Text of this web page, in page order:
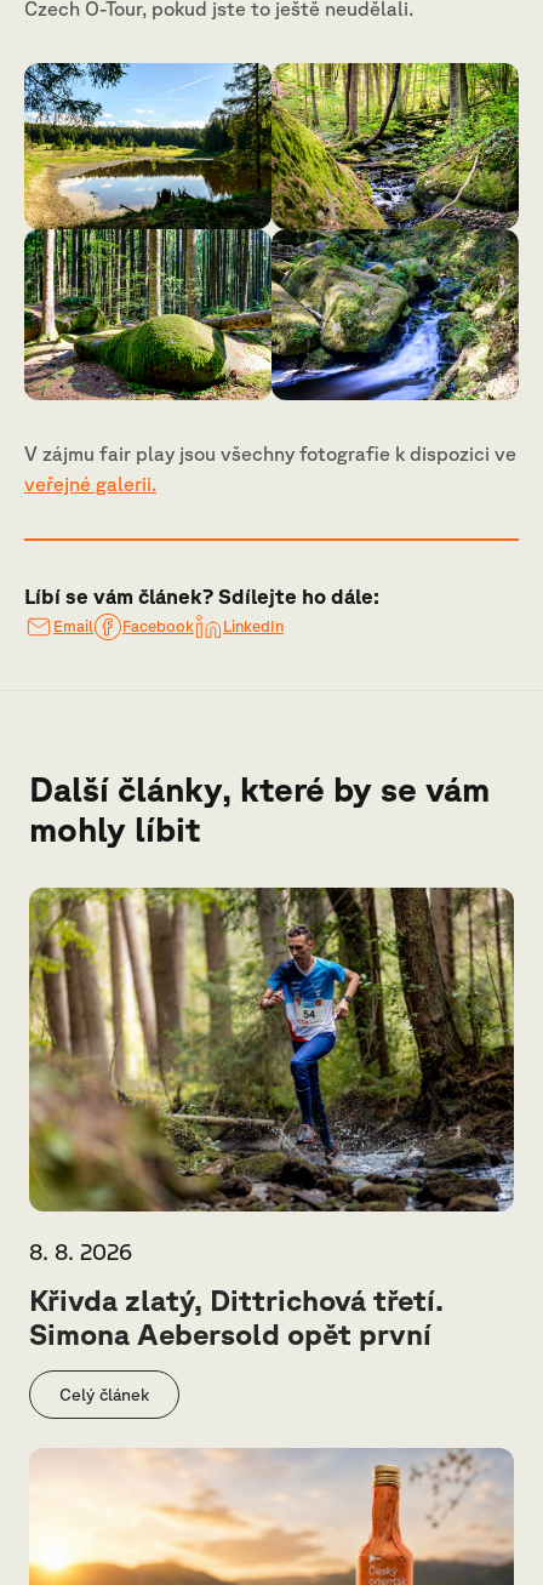
Czech O-Tour, pokud jste to ještě neudělali.
V zájmu fair play jsou všechny fotografie k dispozici ve
veřejné galerii.
Líbí se vám článek? Sdílejte ho dále:
Email Facebook LinkedIn
Další články, které by se vám
mohly líbit
8. 8. 2026
Křivda zlatý, Dittrichová třetí.
Simona Aebersold opět první
Celý článek